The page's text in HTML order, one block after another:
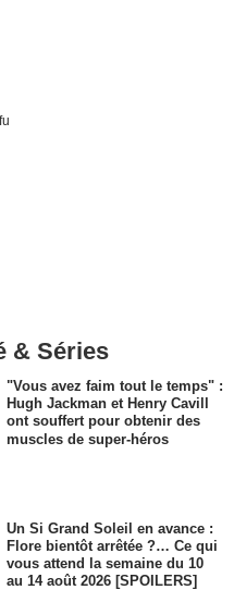
& Séries
"Vous avez faim tout le temps" :
Hugh Jackman et Henry Cavill
ont souffert pour obtenir des
muscles de super-héros
Un Si Grand Soleil en avance :
Flore bientôt arrêtée ?… Ce qui
vous attend la semaine du 10
au 14 août 2026 [SPOILERS]